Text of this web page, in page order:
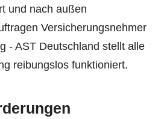
und nach außen
Versicherungsnehmer
- AST Deutschland stellt alle
reibungslos funktioniert.